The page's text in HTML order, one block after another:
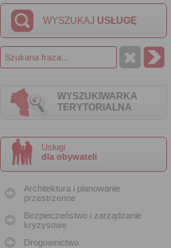
WYSZUKAJ USŁUGĘ
WYSZUKIWARKA
TERYTORIALNA
Usługi
dla obywateli
Architektura i planowanie
przestrzenne
Bezpieczeństwo i zarządzanie
kryzysowe
Drogownictwo